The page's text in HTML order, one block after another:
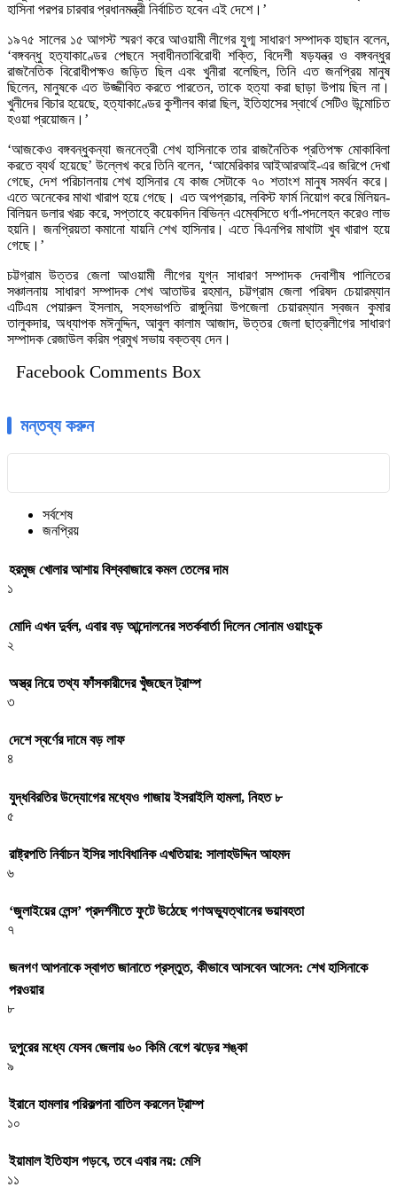
হাসিনা পরপর চারবার প্রধানমন্ত্রী নির্বাচিত হবেন এই দেশে।’
১৯৭৫ সালের ১৫ আগস্ট স্মরণ করে আওয়ামী লীগের যুগ্ম সাধারণ সম্পাদক হাছান বলেন,
‘বঙ্গবন্ধু হত্যাকাণ্ডের পেছনে স্বাধীনতাবিরোধী শক্তি, বিদেশী ষড়যন্ত্র ও বঙ্গবন্ধুর
রাজনৈতিক বিরোধীপক্ষও জড়িত ছিল এবং খুনীরা বলেছিল, তিনি এত জনপ্রিয় মানুষ
ছিলেন, মানুষকে এত উজ্জীবিত করতে পারতেন, তাকে হত্যা করা ছাড়া উপায় ছিল না।
খুনীদের বিচার হয়েছে, হত্যাকাণ্ডের কুশীলব কারা ছিল, ইতিহাসের স্বার্থে সেটিও উন্মোচিত
হওয়া প্রয়োজন।’
‘আজকেও বঙ্গবন্ধুকন্যা জননেত্রী শেখ হাসিনাকে তার রাজনৈতিক প্রতিপক্ষ মোকাবিলা
করতে ব্যর্থ হয়েছে’ উল্লেখ করে তিনি বলেন, ‘আমেরিকার আইআরআই-এর জরিপে দেখা
গেছে, দেশ পরিচালনায় শেখ হাসিনার যে কাজ সেটাকে ৭০ শতাংশ মানুষ সমর্থন করে।
এতে অনেকের মাথা খারাপ হয়ে গেছে। এত অপপ্রচার, লবিস্ট ফার্ম নিয়োগ করে মিলিয়ন-
বিলিয়ন ডলার খরচ করে, সপ্তাহে কয়েকদিন বিভিন্ন এম্বেসিতে ধর্ণা-পদলেহন করেও লাভ
হয়নি। জনপ্রিয়তা কমানো যায়নি শেখ হাসিনার। এতে বিএনপির মাথাটা খুব খারাপ হয়ে
গেছে।’
চট্টগ্রাম উত্তর জেলা আওয়ামী লীগের যুগ্ন সাধারণ সম্পাদক দেবাশীষ পালিতের
সঞ্চালনায় সাধারণ সম্পাদক শেখ আতাউর রহমান, চট্টগ্রাম জেলা পরিষদ চেয়ারম্যান
এটিএম পেয়ারুল ইসলাম, সহসভাপতি রাঙ্গুনিয়া উপজেলা চেয়ারম্যান স্বজন কুমার
তালুকদার, অধ্যাপক মঈনুদ্দিন, আবুল কালাম আজাদ, উত্তর জেলা ছাত্রলীগের সাধারণ
সম্পাদক রেজাউল করিম প্রমুখ সভায় বক্তব্য দেন।
Facebook Comments Box
মন্তব্য করুন
সর্বশেষ
জনপ্রিয়
হরমুজ খোলার আশায় বিশ্ববাজারে কমল তেলের দাম
১
মোদি এখন দুর্বল, এবার বড় আন্দোলনের সতর্কবার্তা দিলেন সোনাম ওয়াংচুক
২
অস্ত্র নিয়ে তথ্য ফাঁসকারীদের খুঁজছেন ট্রাম্প
৩
দেশে স্বর্ণের দামে বড় লাফ
৪
যুদ্ধবিরতির উদ্যোগের মধ্যেও গাজায় ইসরাইলি হামলা, নিহত ৮
৫
রাষ্ট্রপতি নির্বাচন ইসির সাংবিধানিক এখতিয়ার: সালাহউদ্দিন আহমদ
৬
‘জুলাইয়ের লেন্স’ প্রদর্শনীতে ফুটে উঠেছে গণঅভ্যুত্থানের ভয়াবহতা
৭
জনগণ আপনাকে স্বাগত জানাতে প্রস্তুত, কীভাবে আসবেন আসেন: শেখ হাসিনাকে
পরওয়ার
৮
দুপুরের মধ্যে যেসব জেলায় ৬০ কিমি বেগে ঝড়ের শঙ্কা
৯
ইরানে হামলার পরিকল্পনা বাতিল করলেন ট্রাম্প
১০
ইয়ামাল ইতিহাস গড়বে, তবে এবার নয়: মেসি
১১